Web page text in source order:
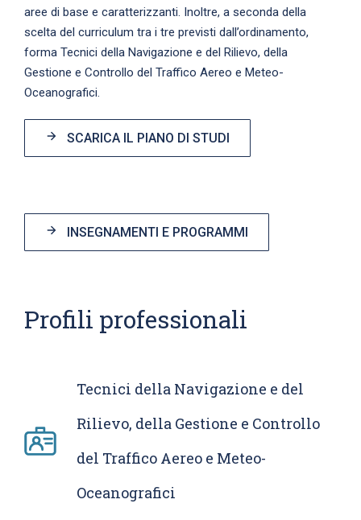
aree di base e caratterizzanti. Inoltre, a seconda della
scelta del curriculum tra i tre previsti dall’ordinamento,
forma Tecnici della Navigazione e del Rilievo, della
Gestione e Controllo del Traffico Aereo e Meteo-
Oceanografici.
SCARICA IL PIANO DI STUDI
INSEGNAMENTI E PROGRAMMI
Profili professionali
Tecnici della Navigazione e del
Rilievo, della Gestione e Controllo
del Traffico Aereo e Meteo-
Oceanografici